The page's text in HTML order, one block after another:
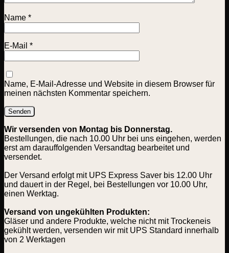
Name *
E-Mail *
Name, E-Mail-Adresse und Website in diesem Browser für
meinen nächsten Kommentar speichern.
Wir versenden von Montag bis Donnerstag.
Bestellungen, die nach 10.00 Uhr bei uns eingehen, werden
erst am darauffolgenden Versandtag bearbeitet und
versendet.
Der Versand erfolgt mit UPS Express Saver bis 12.00 Uhr
und dauert in der Regel, bei Bestellungen vor 10.00 Uhr,
einen Werktag.
Versand von ungekühlten Produkten:
Gläser und andere Produkte, welche nicht mit Trockeneis
gekühlt werden, versenden wir mit UPS Standard innerhalb
von 2 Werktagen